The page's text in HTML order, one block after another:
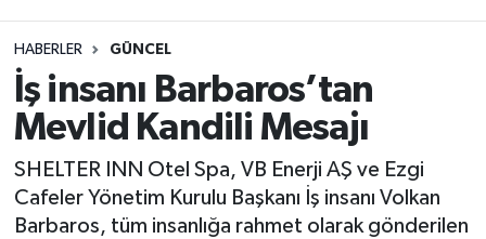
HABERLER GÜNCEL
İş insanı Barbaros’tan
Mevlid Kandili Mesajı
SHELTER INN Otel Spa, VB Enerji AŞ ve Ezgi
Cafeler Yönetim Kurulu Başkanı İş insanı Volkan
Barbaros, tüm insanlığa rahmet olarak gönderilen
Tüm Manşetler
Son Dakika Haberleri
Haber Arşivi